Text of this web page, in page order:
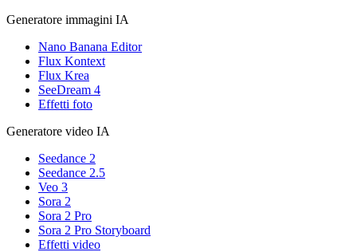
Generatore immagini IA
Nano Banana Editor
Flux Kontext
Flux Krea
SeeDream 4
Effetti foto
Generatore video IA
Seedance 2
Seedance 2.5
Veo 3
Sora 2
Sora 2 Pro
Sora 2 Pro Storyboard
Effetti video